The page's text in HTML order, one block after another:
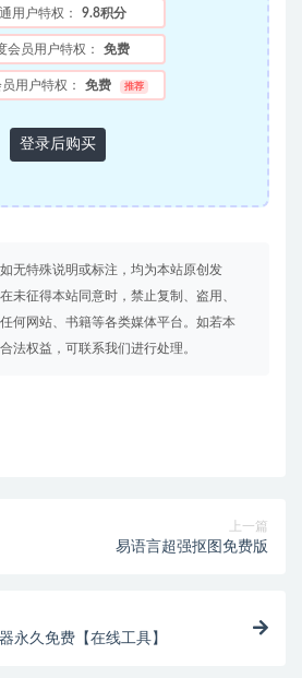
用户特权： 9.8积分
会员用户特权： 免费
用户特权： 免费 推荐
登录后购买
无特殊说明或标注，均为本站原创发
未征得本站同意时，禁止复制、盗用、
何网站、书籍等各类媒体平台。如若本
法权益，可联系我们进行处理。
上一篇
易语言超强抠图免费版
永久免费【在线工具】